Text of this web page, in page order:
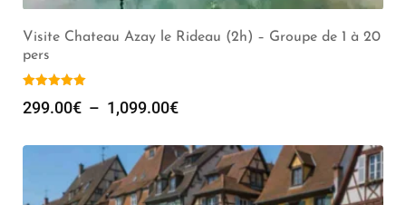
Visite Chateau Azay le Rideau (2h) – Groupe de 1 à 20
pers
299.00€ – 1,099.00€